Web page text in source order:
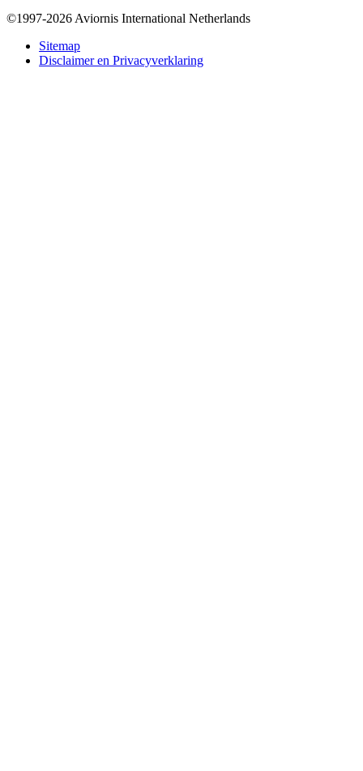
Bottom
©1997-2026 Aviornis International Netherlands
Sitemap
Disclaimer en Privacyverklaring